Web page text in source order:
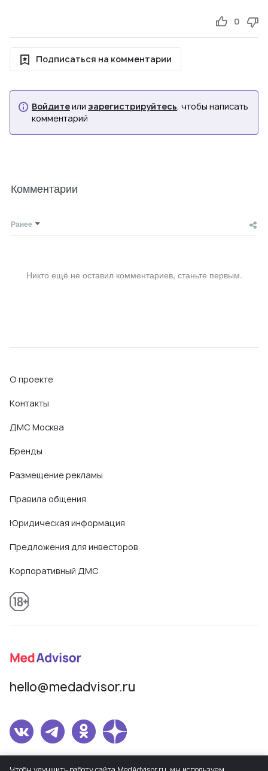
0
Подписаться на комментарии
Войдитеили зарегистрируйтесь, чтобы написать
комментарий
Комментарии
Ранее
Никто ещё не оставил комментариев, станьте первым.
О проекте
Контакты
ДМС Москва
Бренды
Размещение рекламы
Правила общения
Юридическая информация
Предложения для инвесторов
Корпоративный ДМС
hello@medadvisor.ru